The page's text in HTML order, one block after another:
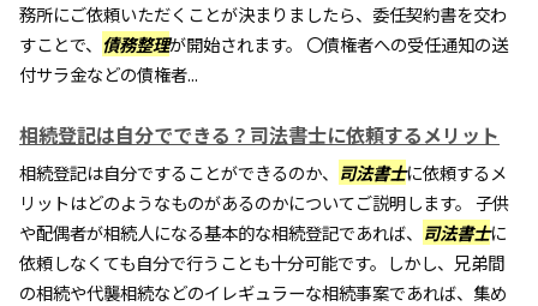
務所にご依頼いただくことが決まりましたら、委任契約書を交わ
すことで、 債務整理が開始されます。 〇債権者への受任通知の送
付サラ金などの債権者...
相続登記は自分でできる？司法書士に依頼するメリット
相続登記は自分ですることができるのか、 司法書士に依頼するメ
リットはどのようなものがあるのかについてご説明します。 子供
や配偶者が相続人になる基本的な相続登記であれば、 司法書士に
依頼しなくても自分で行うことも十分可能です。しかし、兄弟間
の相続や代襲相続などのイレギュラーな相続事案であれば、集め